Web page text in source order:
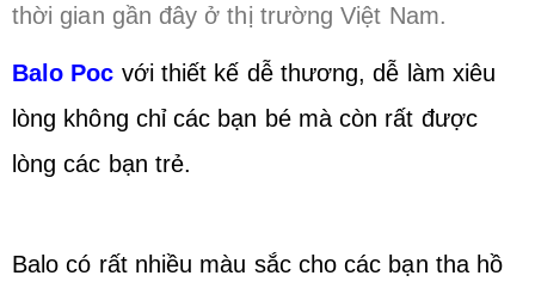
thời gian gần đây ở thị trường Việt Nam.
Balo Poc với thiết kế dễ thương, dễ làm xiêu
lòng không chỉ các bạn bé mà còn rất được
lòng các bạn trẻ.
Balo có rất nhiều màu sắc cho các bạn tha hồ